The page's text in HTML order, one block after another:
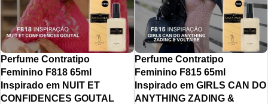
Perfume Contratipo
Feminino F818 65ml
Inspirado em NUIT ET
CONFIDENCES GOUTAL
Perfume Contratipo
Feminino F815 65ml
Inspirado em GIRLS CAN DO
ANYTHING ZADING &